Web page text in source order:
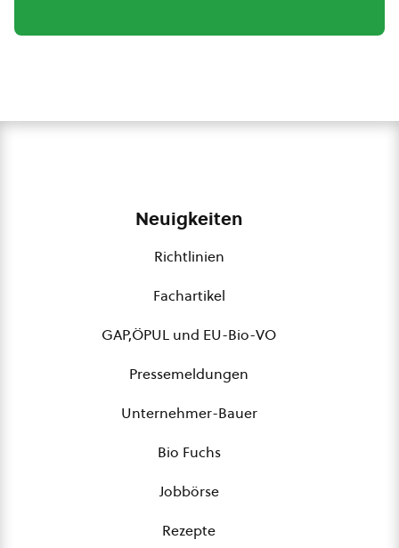
Neuigkeiten
Richtlinien
Fachartikel
GAP,ÖPUL und EU-Bio-VO
Pressemeldungen
Unternehmer-Bauer
Bio Fuchs
Jobbörse
Rezepte